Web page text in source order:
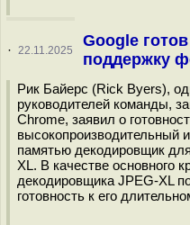
· 22.11.2025
Google
поддержку
Рик Байерс (Rick Byers),
руководителей команды,
Chrome, заявил о
высокопроизводительный
памятью декодировщик
XL. В качестве основного
декодировщика JPEG-XL
готовность к его